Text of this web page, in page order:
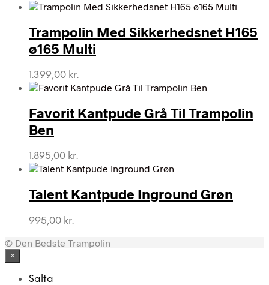
Trampolin Med Sikkerhedsnet H165
ø165 Multi
1.399,00 kr.
Favorit Kantpude Grå Til Trampolin
Ben
1.895,00 kr.
Talent Kantpude Inground Grøn
995,00 kr.
© Den Bedste Trampolin
×
Salta